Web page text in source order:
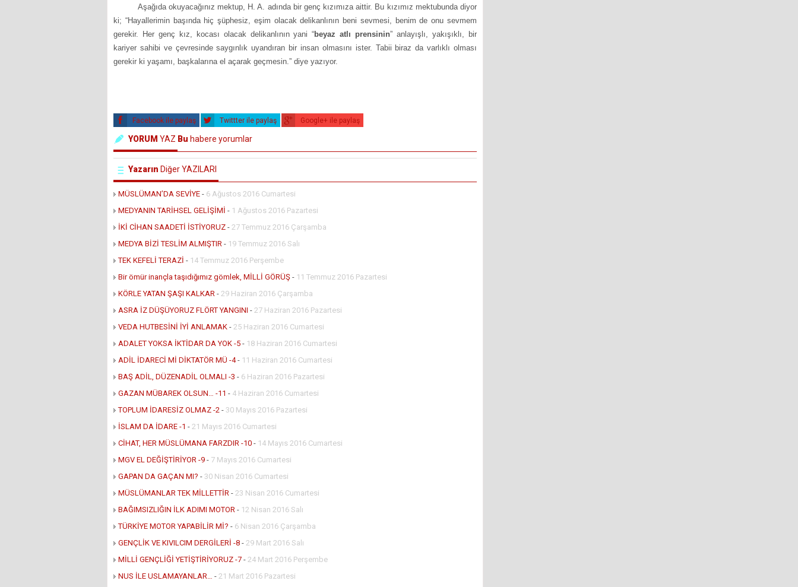
Aşağıda okuyacağınız mektup, H. A. adında bir genç kızımıza aittir. Bu kızımız mektubunda diyor
ki; “Hayallerimin başında hiç şüphesiz, eşim olacak delikanlının beni sevmesi, benim de onu sevmem
gerekir. Her genç kız, kocası olacak delikanlının yani “beyaz atlı prensinin” anlayışlı, yakışıklı, bir
kariyer sahibi ve çevresinde saygınlık uyandıran bir insan olmasını ister. Tabii biraz da varlıklı olması
gerekir ki yaşamı, başkalarına el açarak geçmesin.” diye yazıyor.
Facebook ile paylaş Twittter ile paylaş Google+ ile paylaş
YORUM YAZ Bu habere yorumlar
Yazarın Diğer YAZILARI
MÜSLÜMAN’DA SEVİYE - 6 Ağustos 2016 Cumartesi
MEDYANIN TARİHSEL GELİŞİMİ - 1 Ağustos 2016 Pazartesi
İKİ CİHAN SAADETİ İSTİYORUZ - 27 Temmuz 2016 Çarşamba
MEDYA BİZİ TESLİM ALMIŞTIR - 19 Temmuz 2016 Salı
TEK KEFELİ TERAZİ - 14 Temmuz 2016 Perşembe
Bir ömür inançla taşıdığımız gömlek, MİLLİ GÖRÜŞ - 11 Temmuz 2016 Pazartesi
KÖRLE YATAN ŞAŞI KALKAR - 29 Haziran 2016 Çarşamba
ASRA İZ DÜŞÜYORUZ FLÖRT YANGINI - 27 Haziran 2016 Pazartesi
VEDA HUTBESİNİ İYİ ANLAMAK - 25 Haziran 2016 Cumartesi
ADALET YOKSA İKTİDAR DA YOK -5 - 18 Haziran 2016 Cumartesi
ADİL İDARECİ Mİ DİKTATÖR MÜ -4- 11 Haziran 2016 Cumartesi
BAŞ ADİL, DÜZENADİL OLMALI -3 - 6 Haziran 2016 Pazartesi
GAZAN MÜBAREK OLSUN… -11 - 4 Haziran 2016 Cumartesi
TOPLUM İDARESİZ OLMAZ -2 - 30 Mayıs 2016 Pazartesi
İSLAM DA İDARE -1 - 21 Mayıs 2016 Cumartesi
CİHAT, HER MÜSLÜMANA FARZDIR -10 - 14 Mayıs 2016 Cumartesi
MGV EL DEĞİŞTİRİYOR -9 - 7 Mayıs 2016 Cumartesi
GAPAN DA GAÇAN MI? - 30 Nisan 2016 Cumartesi
MÜSLÜMANLAR TEK MİLLETTİR - 23 Nisan 2016 Cumartesi
BAĞIMSIZLIĞIN İLK ADIMI MOTOR - 12 Nisan 2016 Salı
TÜRKİYE MOTOR YAPABİLİR Mİ? - 6 Nisan 2016 Çarşamba
GENÇLİK VE KIVILCIM DERGİLERİ -8 - 29 Mart 2016 Salı
MİLLİ GENÇLİĞİ YETİŞTİRİYORUZ -7 - 24 Mart 2016 Perşembe
NUS İLE USLAMAYANLAR… - 21 Mart 2016 Pazartesi